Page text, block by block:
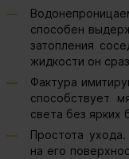
способен
затопления
жидкости он
Фактура
способствует
света без ярких
Простота
на его